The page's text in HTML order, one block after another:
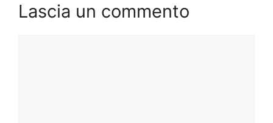
Lascia un commento